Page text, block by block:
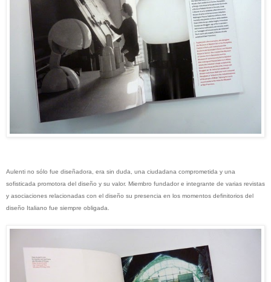
Aulenti no sólo fue diseñadora, era sin duda, una ciudadana comprometida y una
sofisticada promotora del diseño y su valor. Miembro fundador e integrante de varias revistas
y asociaciones relacionadas con el diseño su presencia en los momentos definitorios del
diseño Italiano fue siempre obligada.